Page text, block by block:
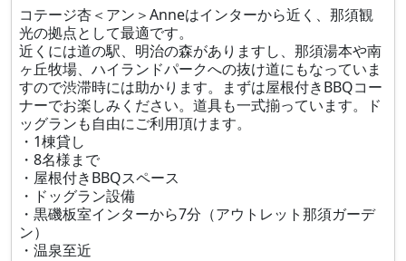
コテージ杏＜アン＞Anneはインターから近く、那須観
光の拠点として最適です。
近くには道の駅、明治の森がありますし、那須湯本や南
ヶ丘牧場、ハイランドパークへの抜け道にもなっていま
すので渋滞時には助かります。まずは屋根付きBBQコー
ナーでお楽しみください。道具も一式揃っています。ド
ッグランも自由にご利用頂けます。
・1棟貸し
・8名様まで
・屋根付きBBQスペース
・ドッグラン設備
・黒磯板室インターから7分（アウトレット那須ガーデ
ン）
・温泉至近